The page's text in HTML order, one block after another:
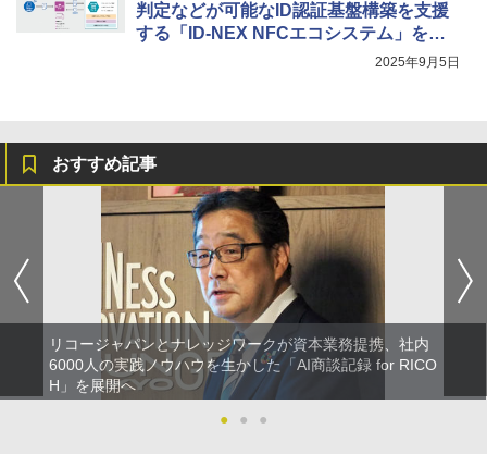
判定などが可能なID認証基盤構築を支援
する「ID-NEX NFCエコシステム」を提
2025年9月5日
おすすめ記事
リコージャパンとナレッジワークが資本業務提携、社内
6000人の実践ノウハウを生かした「AI商談記録 for RICO
H」を展開へ
●
● ●